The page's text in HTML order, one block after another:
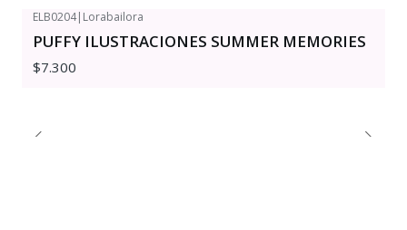
ELB0204| Lorabailora
PUFFY ILUSTRACIONES SUMMER MEMORIES
$7.300